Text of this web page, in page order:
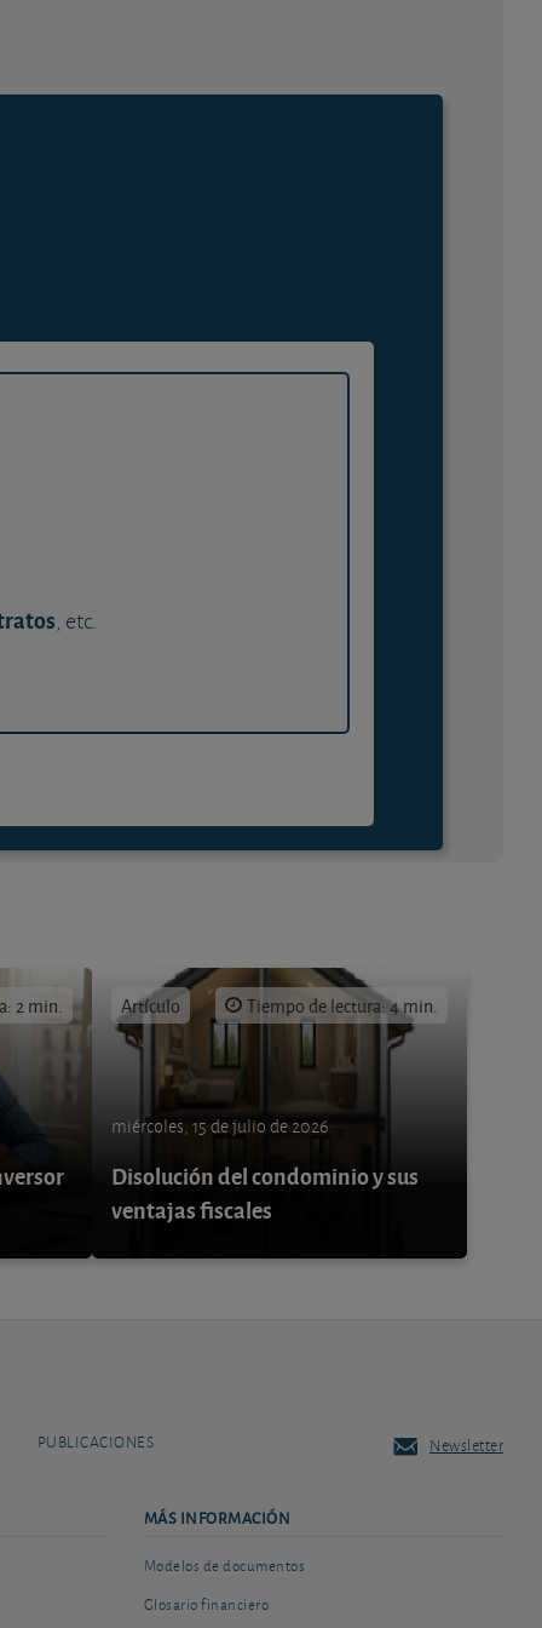
, etc.
2 min. Artículo Tiempo de lectura: 4 min.
miércoles, 15 de julio de 2026
Disolución del condominio y sus
ventajas fiscales
PUBLICACIONES Newsletter
MÁS INFORMACIÓN
Modelos de documentos
Glosario financiero